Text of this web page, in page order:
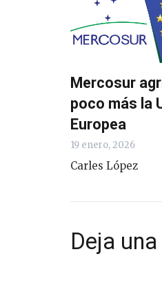
Mercosur
poco más la
Europea
19 enero, 2026
Carles López
Deja